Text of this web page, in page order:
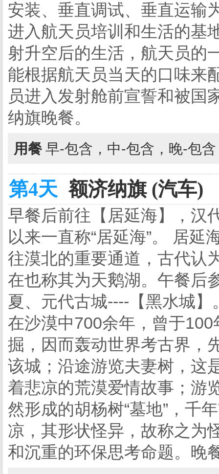
安装、垂直调试、垂直运输
进入航天员培训和生活的基
射升空后的生活，航天员的
能根据航天员当天的口味来
员进入发射舱前宣誓和被国
纳旗晚餐。
用餐 早-包含，中-包含，晚-包
第4天 额济纳旗 (汽车)
早餐后前往【居延海】，汉
以来一直称“居延海”。 居
往漠北的重要通道，古代认
在也称其为天鹅湖。午餐后
夏、元代古城----【黑水城
在沙漠中700余年，曾于
掘，因而轰动世界考古界，
该城；沿途游览夫妻树，这
着悲凉的荒漠爱情故事；游
然形成的胡杨树“墓地”，千
凉，其形状怪异，故称之为
和沉重的环保思考命题。晚